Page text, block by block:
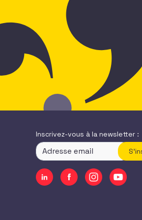
Inscrivez-vous à la newsletter :